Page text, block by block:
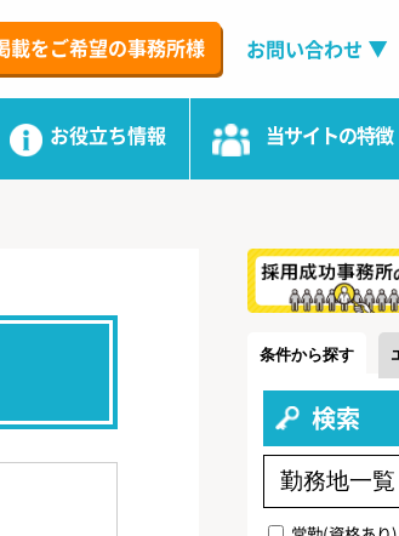
載をご希望の事務所様 お問い合わせ
お役立ち情報 当サイトの特徴
条件から探す
検索